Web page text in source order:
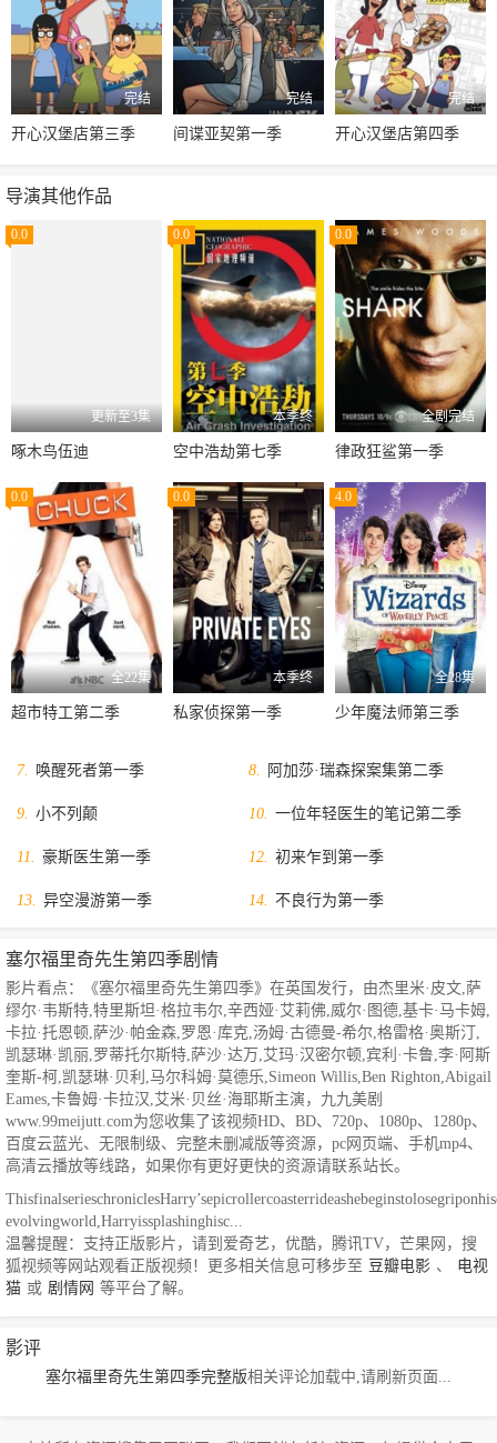
完结
开心汉堡店第三季
完结
间谍亚契第一季
完结
开心汉堡店第四季
导演其他作品
0.0
更新至3集
啄木鸟伍迪
0.0
本季终
空中浩劫第七季
0.0
全剧完结
律政狂鲨第一季
0.0
全22集
超市特工第二季
0.0
本季终
私家侦探第一季
4.0
全28集
少年魔法师第三季
7. 唤醒死者第一季 8. 阿加莎·瑞森探案集第二季
9. 小不列颠 10. 一位年轻医生的笔记第二季
11. 豪斯医生第一季 12. 初来乍到第一季
13. 异空漫游第一季 14. 不良行为第一季
塞尔福里奇先生第四季剧情
影片看点：《塞尔福里奇先生第四季》在英国发行，由杰里米·皮文,萨
缪尔·韦斯特,特里斯坦·格拉韦尔,辛西娅·艾莉佛,威尔·图德,基卡·马卡姆,
卡拉·托恩顿,萨沙·帕金森,罗恩·库克,汤姆·古德曼-希尔,格雷格·奥斯汀,
凯瑟琳·凯丽,罗蒂托尔斯特,萨沙·达万,艾玛·汉密尔顿,宾利·卡鲁,李·阿斯
奎斯-柯,凯瑟琳·贝利,马尔科姆·莫德乐,Simeon Willis,Ben Righton,Abigail
Eames,卡鲁姆·卡拉汉,艾米·贝丝·海耶斯主演，九九美剧
www.99meijutt.com为您收集了该视频HD、BD、720p、1080p、1280p、
百度云蓝光、无限制级、完整未删减版等资源，pc网页端、手机mp4、
高清云播放等线路，如果你有更好更快的资源请联系站长。
evolvingworld,Harryissplashinghisc...
温馨提醒：支持正版影片，请到爱奇艺，优酷，腾讯TV，芒果网，搜
狐视频等网站观看正版视频！更多相关信息可移步至 豆瓣电影 、
电视
猫 或 剧情网 等平台了解。
影评
塞尔福里奇先生第四季完整版相关评论加载中,请刷新页面...